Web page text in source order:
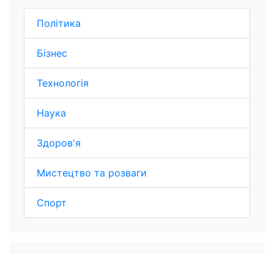
Політика
Бізнес
Технологія
Наука
Здоров'я
Мистецтво та розваги
Спорт